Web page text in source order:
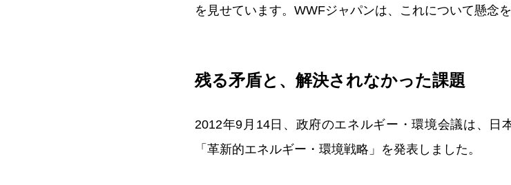
を見せています。WWFジャパンは、これについて懸念
残る矛盾と、解決されなかった課題
2012年9月14日、政府のエネルギー・環境会議は、日
「革新的エネルギー・環境戦略」を発表しました。